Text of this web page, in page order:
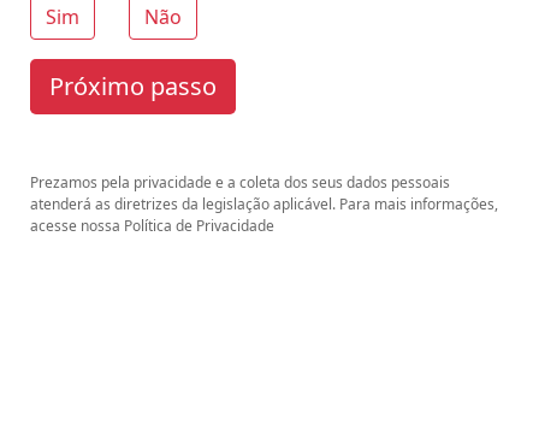
Sim Não
Próximo passo
Prezamos pela privacidade e a coleta dos seus dados pessoais
atenderá as diretrizes da legislação aplicável. Para mais informações,
acesse nossa Política de Privacidade